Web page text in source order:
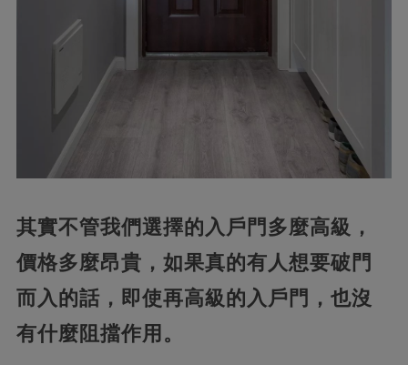
其實不管我們選擇的入戶門多麼高級，
價格多麼昂貴，如果真的有人想要破門
而入的話，即使再高級的入戶門，也沒
有什麼阻擋作用。